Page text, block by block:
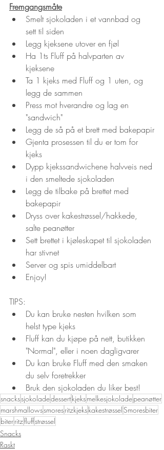
Fremgangsmåte
Smelt sjokoladen i et vannbad og
sett til siden
Legg kjeksene utover en fjøl
Ha 1ts Fluff på halvparten av
kjeksene
Ta 1 kjeks med Fluff og 1 uten, og
legg de sammen
Press mot hverandre og lag en
"sandwich"
Legg de så på et brett med bakepapir
Gjenta prosessen til du er tom for
kjeks
Dypp kjekssandwichene halvveis ned
i den smeltede sjokoladen
Legg de tilbake på brettet med
bakepapir
Dryss over kakestrøssel/hakkede,
salte peanøtter
Sett brettet i kjøleskapet til sjokoladen
har stivnet
Server og spis umiddelbart
Enjoy!
TIPS:
Du kan bruke nesten hvilken som
helst type kjeks
Fluff kan du kjøpe på nett, butikken
"Normal", eller i noen dagligvarer
Du kan bruke Fluff med den smaken
du selv foretrekker
Bruk den sjokoladen du liker best!
snackssjokoladedessertkjeksmelkesjokoladepeanøtter
marshmallowssmoresritzkjekskakestrøsselSmoresbiter
biterritzfluffstrøssel
Snacks
Raskt